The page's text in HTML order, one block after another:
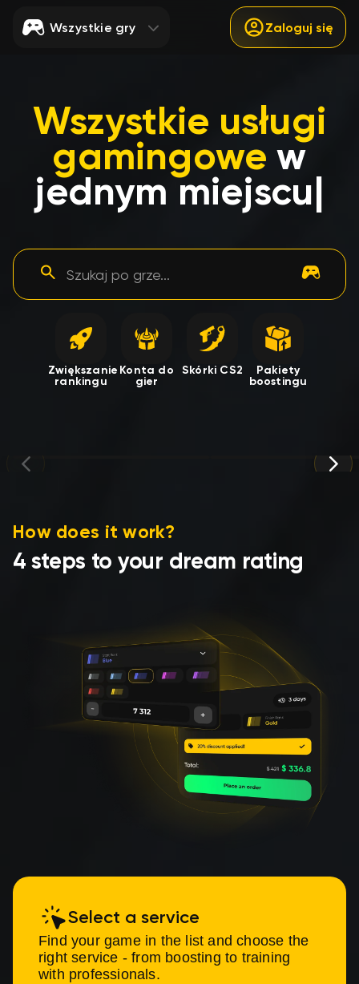
Wszystkie gry Zaloguj się
Wszystkie usługi
gamingowe w
jednym miejscu
Zwiększanie
rankingu
Konta do
gier
Skórki CS2 Pakiety
boostingu
How does it work?
4 steps to your dream rating
Select a service
Find your game in the list and choose the
right service - from boosting to training
with professionals.